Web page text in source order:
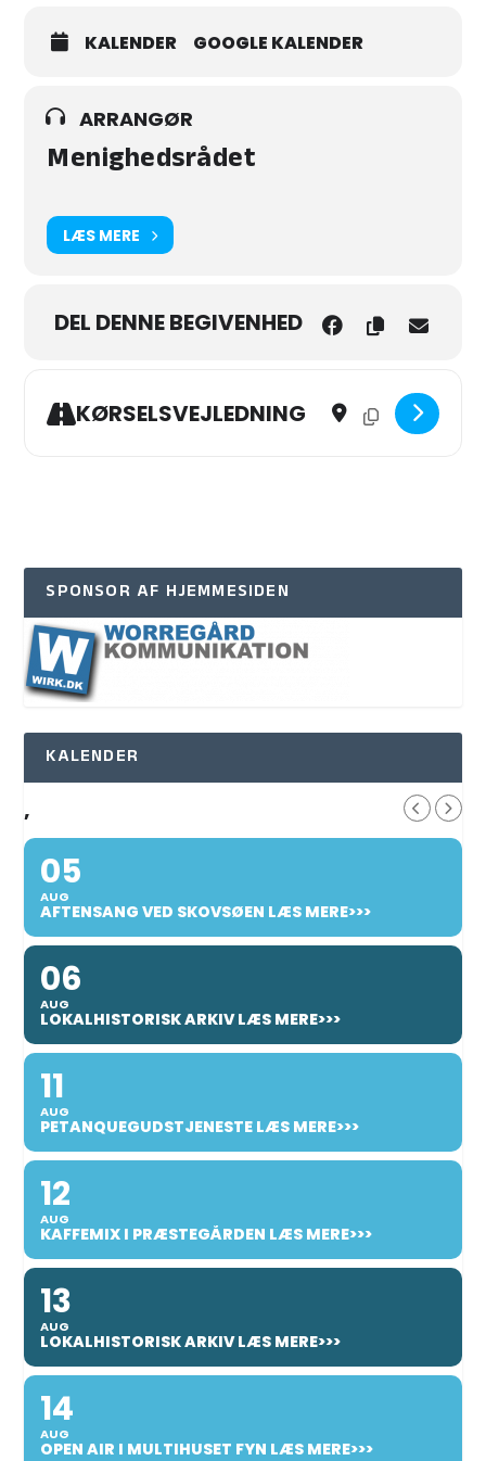
KALENDER GOOGLE KALENDER
ARRANGØR
Menighedsrådet
LÆS MERE
DEL DENNE BEGIVENHED
KØRSELSVEJLEDNING Address - "Vildmarkstur
Destination
SPONSOR AF HJEMMESIDEN
KALENDER
,
05
AUG
AFTENSANG VED SKOVSØEN LÆS MERE>>>
06
AUG
LOKALHISTORISK ARKIV LÆS MERE>>>
11
AUG
PETANQUEGUDSTJENESTE LÆS MERE>>>
12
AUG
KAFFEMIX I PRÆSTEGÅRDEN LÆS MERE>>>
13
AUG
LOKALHISTORISK ARKIV LÆS MERE>>>
14
AUG
OPEN AIR I MULTIHUSET FYN LÆS MERE>>>